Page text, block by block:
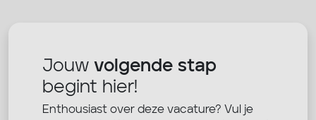
Jouw volgende stap
begint hier!
Enthousiast over deze vacature? Vul je